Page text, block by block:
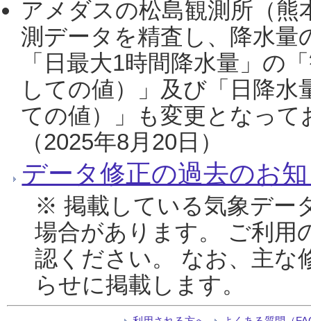
アメダスの松島観測所（熊
測データを精査し、降水
「日最大1時間降水量」の
しての値）」及び「日降
ての値）」も変更となっ
（2025年8月20日）
データ修正の過去のお
※ 掲載している気象デー
場合があります。 ご利用
認ください。 なお、主な
らせに掲載します。